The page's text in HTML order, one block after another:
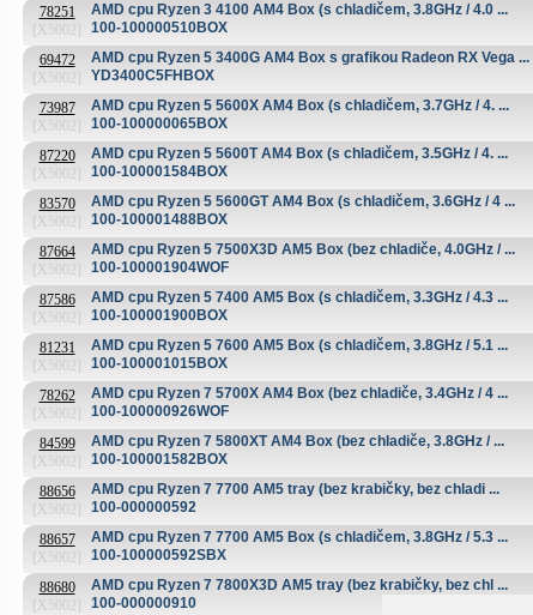
78251
[X5002]
AMD cpu Ryzen 3 4100 AM4 Box (s chladičem, 3.8GHz / 4.0 ...
100-100000510BOX
69472
[X5002]
AMD cpu Ryzen 5 3400G AM4 Box s grafikou Radeon RX Vega ...
YD3400C5FHBOX
73987
[X5002]
AMD cpu Ryzen 5 5600X AM4 Box (s chladičem, 3.7GHz / 4. ...
100-100000065BOX
87220
[X5002]
AMD cpu Ryzen 5 5600T AM4 Box (s chladičem, 3.5GHz / 4. ...
100-100001584BOX
83570
[X5002]
AMD cpu Ryzen 5 5600GT AM4 Box (s chladičem, 3.6GHz / 4 ...
100-100001488BOX
87664
[X5002]
AMD cpu Ryzen 5 7500X3D AM5 Box (bez chladiče, 4.0GHz / ...
100-100001904WOF
87586
[X5002]
AMD cpu Ryzen 5 7400 AM5 Box (s chladičem, 3.3GHz / 4.3 ...
100-100001900BOX
81231
[X5002]
AMD cpu Ryzen 5 7600 AM5 Box (s chladičem, 3.8GHz / 5.1 ...
100-100001015BOX
78262
[X5002]
AMD cpu Ryzen 7 5700X AM4 Box (bez chladiče, 3.4GHz / 4 ...
100-100000926WOF
84599
[X5002]
AMD cpu Ryzen 7 5800XT AM4 Box (bez chladiče, 3.8GHz / ...
100-100001582BOX
88656
[X5002]
AMD cpu Ryzen 7 7700 AM5 tray (bez krabičky, bez chladi ...
100-000000592
88657
[X5002]
AMD cpu Ryzen 7 7700 AM5 Box (s chladičem, 3.8GHz / 5.3 ...
100-100000592SBX
88680
[X5002]
AMD cpu Ryzen 7 7800X3D AM5 tray (bez krabičky, bez chl ...
100-000000910